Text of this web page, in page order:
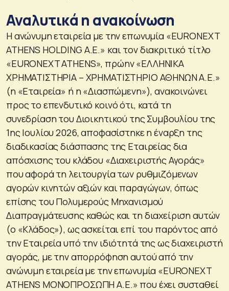
Αναλυτικά η ανακοίνωση
Η ανώνυμη εταιρεία με την επωνυμία «EURONEXT
ATHENS HOLDING Α.Ε.» και τον διακριτικό τίτλο
«EURONEXT ATHENS», πρώην «ΕΛΛΗΝΙΚΑ
ΧΡΗΜΑΤΙΣΤΗΡΙΑ – ΧΡΗΜΑΤΙΣΤΗΡΙΟ ΑΘΗΝΩΝ Α.Ε.»
(η «Εταιρεία» ή η «Διασπώμενη»), ανακοινώνει
προς το επενδυτικό κοινό ότι, κατά τη
συνεδρίαση του Διοικητικού της Συμβουλίου της
1ης Ιουλίου 2026, αποφασίστηκε η έναρξη της
διαδικασίας διάσπασης της Εταιρείας δια
απόσχισης του κλάδου «Διαχειριστής Αγοράς»
που αφορά τη λειτουργία των ρυθμιζόμενων
αγορών κινητών αξιών και παραγώγων, όπως
επίσης του Πολυμερούς Μηχανισμού
Διαπραγμάτευσης καθώς και τη διαχείριση αυτών
(ο «Κλάδος»), ως ασκείται επί του παρόντος από
την Εταιρεία υπό την ιδιότητά της ως διαχειριστή
αγοράς, με την απορρόφηση αυτού από την
ανώνυμη εταιρεία με την επωνυμία «EURONEXT
ATHENS ΜΟΝΟΠΡΟΣΩΠΗ Α.Ε.» που έχει συσταθεί